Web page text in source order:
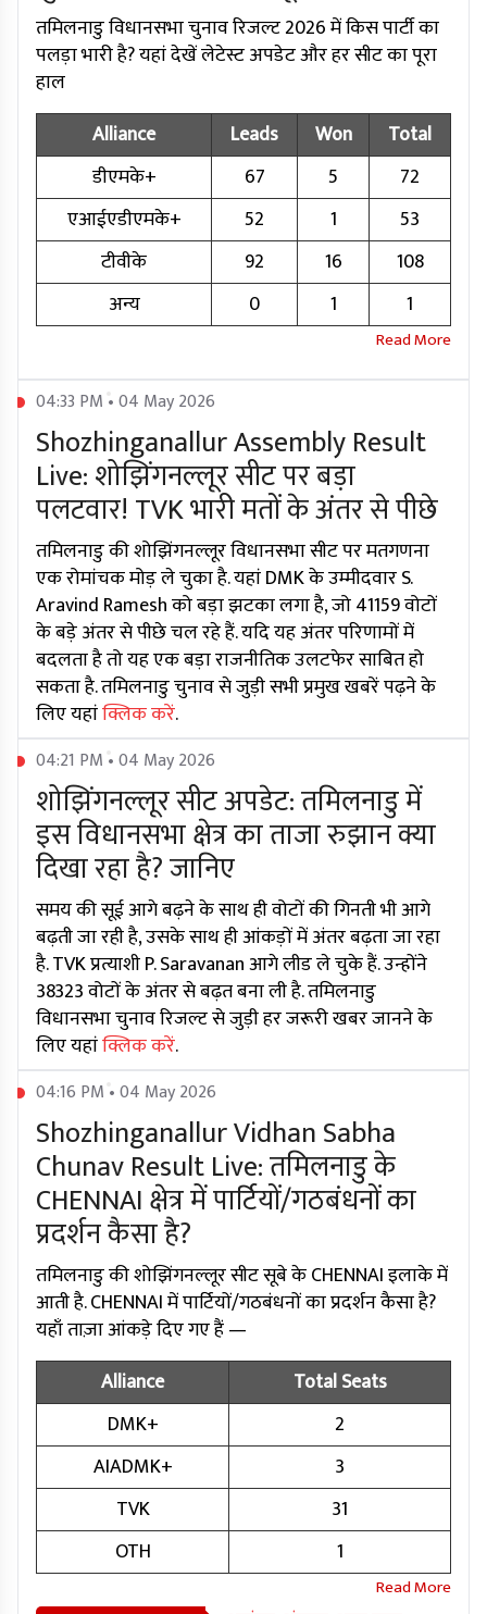
तमिलनाडु विधानसभा चुनाव रिजल्ट 2026 में किस पार्टी का
पलड़ा भारी है? यहां देखें लेटेस्ट अपडेट और हर सीट का पूरा
हाल
Alliance
Leads Won
Total
डीएमके+
67 5
72
एआईएडीएमके+
52 1
53
टीवीके
92 16
108
अन्य
0 1 1
04:33 PM • 04 May 2026
Shozhinganallur Assembly Result
Live: शोझिंगनल्लूर सीट पर बड़ा
पलटवार! TVK भारी मतों के अंतर से पीछे
तमिलनाडु की शोझिंगनल्लूर विधानसभा सीट पर मतगणना
एक रोमांचक मोड़ ले चुका है. यहां DMK के उम्मीदवार S.
Aravind Ramesh को बड़ा झटका लगा है, जो 41159 वोटों
के बड़े अंतर से पीछे चल रहे हैं. यदि यह अंतर परिणामों में
बदलता है तो यह एक बड़ा राजनीतिक उलटफेर साबित हो
सकता है. तमिलनाडु चुनाव से जुड़ी सभी प्रमुख खबरें पढ़ने के
लिए यहांक्लिक करें.
04:21 PM • 04 May 2026
शोझिंगनल्लूर सीट अपडेट: तमिलनाडु में
इस विधानसभा क्षेत्र का ताजा रुझान क्या
दिखा रहा है? जानिए
समय की सूई आगे बढ़ने के साथ ही वोटों की गिनती भी आगे
बढ़ती जा रही है, उसके साथ ही आंकड़ों में अंतर बढ़ता जा रहा
है. TVK प्रत्याशी P. Saravanan आगे लीड ले चुके हैं. उन्होंने
38323 वोटों के अंतर से बढ़त बना ली है. तमिलनाडु
विधानसभा चुनाव रिजल्ट से जुड़ी हर जरूरी खबर जानने के
लिए यहांक्लिक करें.
04:16 PM • 04 May 2026
Shozhinganallur Vidhan Sabha
Chunav Result Live: तमिलनाडु के
CHENNAI क्षेत्र में पार्टियों/गठबंधनों का
प्रदर्शन कैसा है?
तमिलनाडु की शोझिंगनल्लूर सीट सूबे के CHENNAI इलाके में
आती है. CHENNAI में पार्टियों/गठबंधनों का प्रदर्शन कैसा है?
यहाँ ताज़ा आंकड़े दिए गए हैं —
Alliance
Total Seats
DMK+
2
AIADMK+
3
TVK
31
OTH
1